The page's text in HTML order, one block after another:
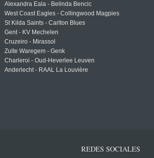
Alexandra Eala - Belinda Bencic
West Coast Eagles - Collingwood Magpies
St Kilda Saints - Carlton Blues
Gent - KV Mechelen
Cruzeiro - Mirassol
Zulte Waregem - Genk
Charleroi - Oud-Heverlee Leuven
Anderlecht - RAAL La Louvière
REDES SOCIALES